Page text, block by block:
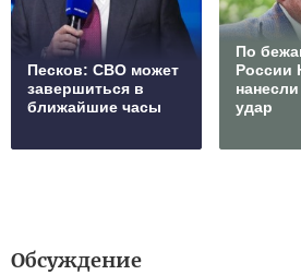
Песков: СВО может
завершиться в
ближайшие часы
По
России
удар
Обсуждение